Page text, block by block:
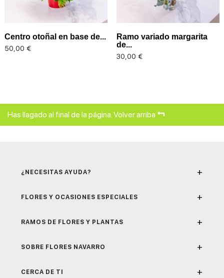
Centro otoñal en base de...
Precio
50,00 €
Ramo variado margarita
de...
Precio
30,00 €
Has llagado al final de la página.Volver arriba
¿NECESITAS AYUDA? +
FLORES Y OCASIONES ESPECIALES +
RAMOS DE FLORES Y PLANTAS +
SOBRE FLORES NAVARRO +
CERCA DE TI +